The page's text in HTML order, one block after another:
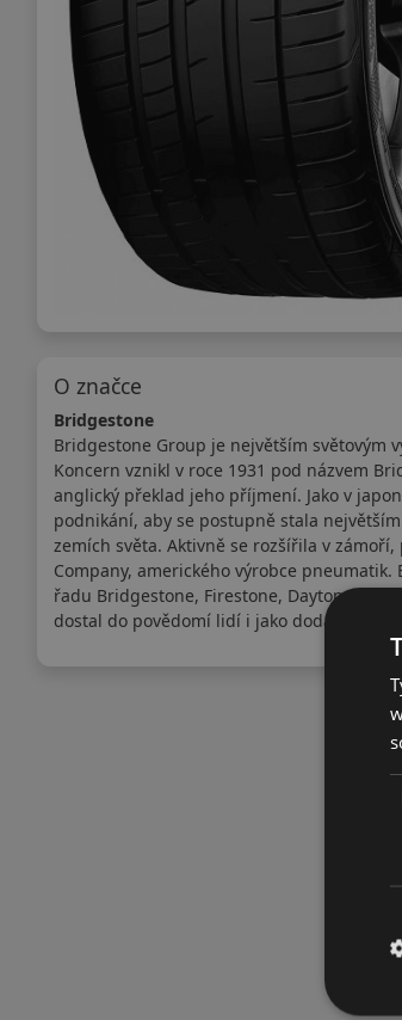
O značce
Bridgestone
Bridgestone Group je největším světovým
Koncern vznikl v roce 1931 pod názvem
anglický překlad jeho příjmení. Jako v
podnikání, aby se postupně stala
zemích světa. Aktivně se rozšířila v
Company, amerického výrobce
řadu Bridgestone, Firestone, Dayton a
dostal do povědomí lidí i jako dodavatel